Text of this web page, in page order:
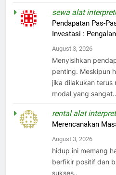
sewa alat
Pendapatan Pas-
Investasi :
August 3, 2026
Menyisihkan
penting. Meskipun
jika dilakukan terus
modal yang
rental alat
Merencanakan
August 3, 2026
hidup ini memang
berfikir positif dan
sukses..